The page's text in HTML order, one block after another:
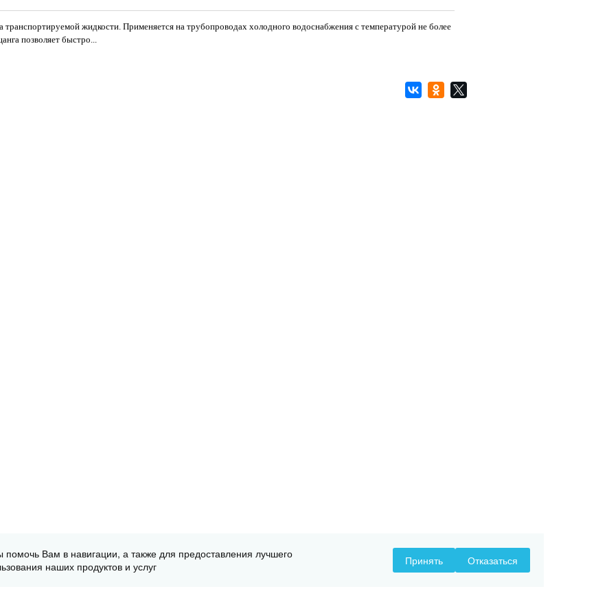
транспортируемой жидкости. Применяется на трубопроводах холодного водоснабжения с температурой не более
позволяет быстро...
Вам в навигации, а также для предоставления лучшего
наших продуктов и услуг
Принять Отказаться